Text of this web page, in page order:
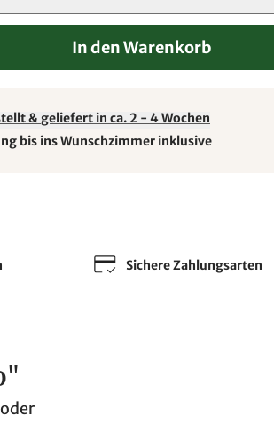
In den Warenkorb
& geliefert in ca. 2 - 4 Wochen
bis ins Wunschzimmer inklusive
Sichere Zahlungsarten